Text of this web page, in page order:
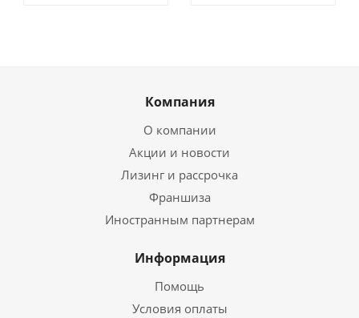
Компания
О компании
Акции и новости
Лизинг и рассрочка
Франшиза
Иностранным партнерам
Информация
Помощь
Условия оплаты